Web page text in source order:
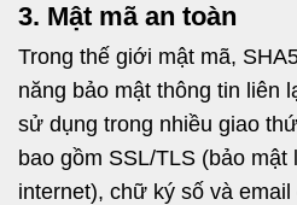
3. Mật mã an toàn
Trong thế giới mật mã,
năng bảo mật thông tin liên
sử dụng trong nhiều giao
bao gồm SSL/TLS (bảo
internet), chữ ký số và